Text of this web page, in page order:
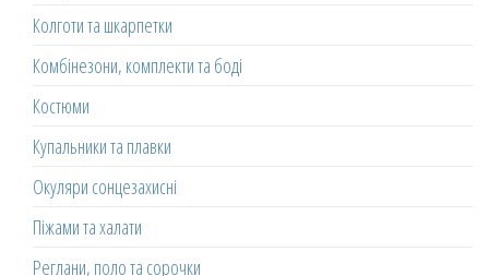
Колготи та шкарпетки
Комбінезони, комплекти та боді
Костюми
Купальники та плавки
Окуляри сонцезахисні
Піжами та халати
Реглани, поло та сорочки